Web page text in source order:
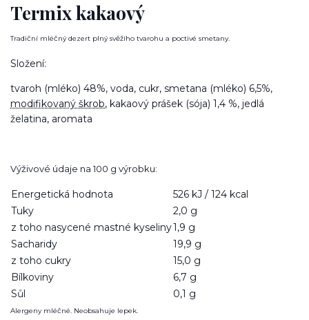
Termix kakaový
Tradiční mléčný dezert plný svěžího tvarohu a poctivé smetany.
Složení:
tvaroh (mléko) 48%, voda, cukr, smetana (mléko) 6,5%,
modifikovaný škrob, kakaový prášek (sója) 1,4 %, jedlá
želatina, aromata
Výživové údaje na 100 g výrobku:
Energetická hodnota
526 kJ / 124 kcal
Tuky
2,0 g
z toho nasycené mastné kyseliny1,9 g
Sacharidy
19,9 g
z toho cukry
15,0 g
Bílkoviny
6,7 g
Sůl
0,1 g
Alergeny mléčné. Neobsahuje lepek.